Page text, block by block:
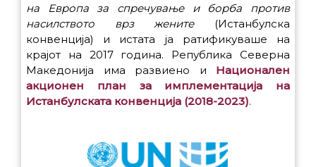
на Европа за спречување и борба против
насилството врз жените(Истанбулска
конвенција) и истата ја ратификуваше на
крајот на 2017 година. Република Северна
Македонија има развиено и Национален
акционен план за имплементација на
Истанбулската конвенција (2018-2023).